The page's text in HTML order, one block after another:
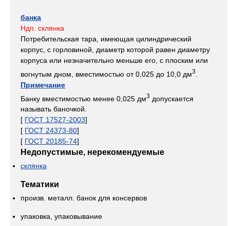
банка
Ндп. склянка
Потребительская тара, имеющая цилиндрический
корпус, с горловиной, диаметр которой равен диаметру
корпуса или незначительно меньше его, с плоским или
вогнутым дном, вместимостью от 0,025 до 10,0 дм3
Примечание
Банку вместимостью менее 0,025 дм3 допускается
называть баночкой.
[ ГОСТ 17527-2003]
[ ГОСТ 24373-80]
[ ГОСТ 20185-74]
Недопустимые, нерекомендуемые
склянка
Тематики
произв. металл. банок для консервов
упаковка, упаковывание